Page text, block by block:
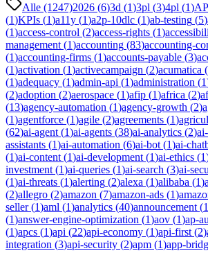
Alle (1247)2026 (6)3d (1)3pl (3)4pl (1)
(1)KPIs (1)a11y (1)a2p-10dlc (1)ab-testing (5)
(1)access-control (2)access-rights (1)
management (1)accounting (83)accounting-
(1)accounting-firms (1)accounts-payable (3)
(1)activation (1)activecampaign (2)acumatica (
(1)adequacy (1)admin-api (1)administration (1
(2)adoption (2)aerospace (1)afip (1)africa (2)
(13)agency-automation (1)agency-growth (2)
(1)agentforce (1)agile (2)agreements (1)
(62)ai-agent (1)ai-agents (38)ai-analytics (2)
assistants (1)ai-automation (6)ai-bot (1)ai-
(1)ai-content (1)ai-development (1)ai-ethics (1
investment (1)ai-queries (1)ai-search (3)ai-
(1)ai-threats (1)alerting (2)alexa (1)alibaba (1)
(2)allegro (2)amazon (7)amazon-ads (1)
seller(1)aml (1)analytics (40)announcement (1
(1)answer-engine-optimization (1)aov (1)ap-
(1)apcs (1)api (22)api-economy (1)api-first (2)
integration (3)api-security (2)apm (1)app-